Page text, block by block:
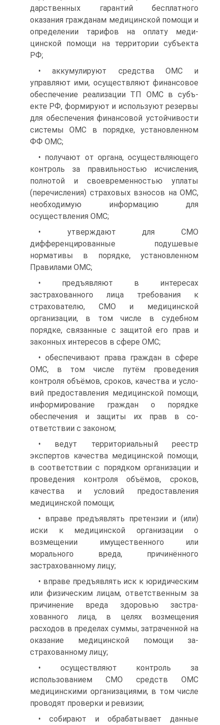
дарственных гарантий бесплатного
оказания гражданам ме­дицинской помощи и
определении тарифов на оплату меди­
цинской помощи на территории субъекта
РФ;
• аккумулируют средства ОМС и
управляют ими, осуществ­ляют финансовое
обеспечение реализации ТП ОМС в субъ­
екте РФ, формируют и используют резервы
для обеспечения финансовой устойчивости
системы ОМС в порядке, уста­новленном
ФФ ОМС;
• получают от органа, осуществляющего
контроль за пра­вильностью исчисления,
полнотой и своевременностью уплаты
(перечисления) страховых взносов на ОМС,
необхо­димую информацию для
осуществления ОМС;
• утверждают для СМО
дифференцированные подушевые
нормативы в порядке, установленном
Правилами ОМС;
• предъявляют в интересах
застрахованного лица требования к
страхователю, СМО и медицинской
организации, в том числе в судебном
порядке, связанные с защитой его прав и
законных интересов в сфере ОМС;
• обеспечивают права граждан в сфере
ОМС, в том числе пу­тём проведения
контроля объёмов, сроков, качества и усло­
вий предоставления медицинской помощи,
информирование граждан о порядке
обеспечения и защиты их прав в со­
ответствии с законом;
• ведут территориальный реестр
экспертов качества медицин­ской помощи,
в соответствии с порядком организации и
проведения контроля объёмов, сроков,
качества и условий предоставления
медицинской помощи;
• вправе предъявлять претензии и (или)
иски к медицинской организации о
возмещении имущественного или
морального вреда, причинённого
застрахованному лицу;
• вправе предъявлять иск к юридическим
или физическим ли­цам, ответственным за
причинение вреда здоровью застра­
хованного лица, в целях возмещения
расходов в пределах суммы, затраченной на
оказание медицинской помощи за­
страхованному лицу;
• осуществляют контроль за
использованием СМО средств ОМС
медицинскими организациями, в том числе
проводят проверки и ревизии;
• собирают и обрабатывает данные